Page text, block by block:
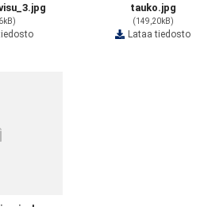
tauko.jpg
(149,20kB)
Lataa tiedosto